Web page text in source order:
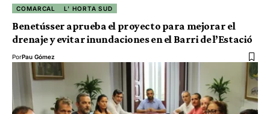
COMARCAL L' HORTA SUD
Benetússer aprueba el proyecto para mejorar el
drenaje y evitar inundaciones en el Barri de l’Estació
PorPau Gómez